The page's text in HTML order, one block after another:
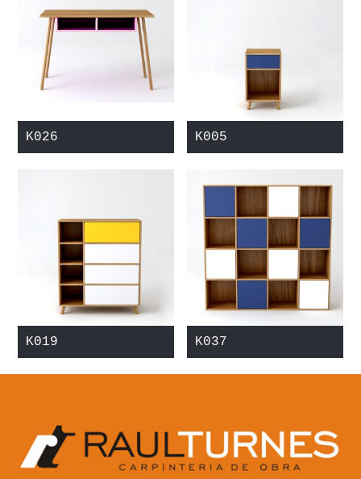
K026 K005
K019 K037